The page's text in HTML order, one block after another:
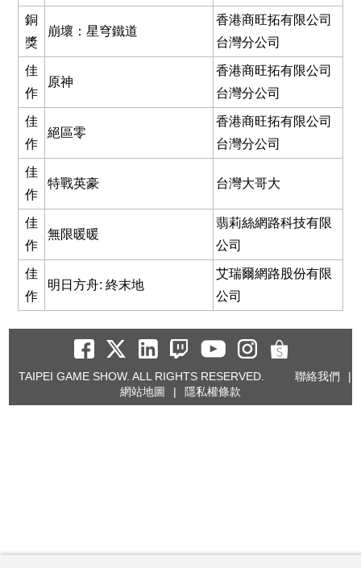
銅
獎
崩壞：星穹鐵道
香港商旺拓有限公司
台灣分公司
佳
作
原神
香港商旺拓有限公司
台灣分公司
佳
作
絕區零
香港商旺拓有限公司
台灣分公司
佳
作
特戰英豪 台灣大哥大
佳
作
無限暖暖
翡莉絲網路科技有限
公司
佳
作
明日方舟: 終末地
艾瑞爾網路股份有限
公司
TAIPEI GAME SHOW. ALL RIGHTS RESERVED. 聯絡我們
|
網站地圖
| 隱私權條款